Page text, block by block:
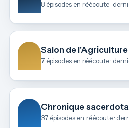
8 épisodes en réécoute ·
Salon de
7 épisodes en réécoute ·
Chronique
37 épisodes en réécoute ·